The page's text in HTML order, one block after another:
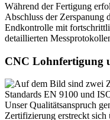
Während der Fertigung
Abschluss der Zerspanung
Endkontrolle mit
detaillierten
CNC Lohnfertigung
Unser Qualitätsanspruch
Zertifizierung erstreckt sich